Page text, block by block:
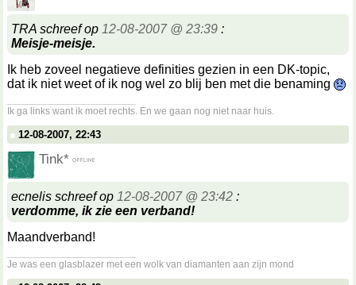
TRA schreef op 12-08-2007 @ 23:39 :
Meisje-meisje.
Ik heb zoveel negatieve definities gezien in een DK-topic,
dat ik niet weet of ik nog wel zo blij ben met die benaming
Ik ga links want ik moet rechts. En we gaan nog niet naar huis.
12-08-2007, 22:43
Tink*
ecnelis schreef op 12-08-2007 @ 23:42 :
verdomme, ik zie een verband!
Maandverband!
Je was een glasblazer met een wolk van diamanten aan zijn mond